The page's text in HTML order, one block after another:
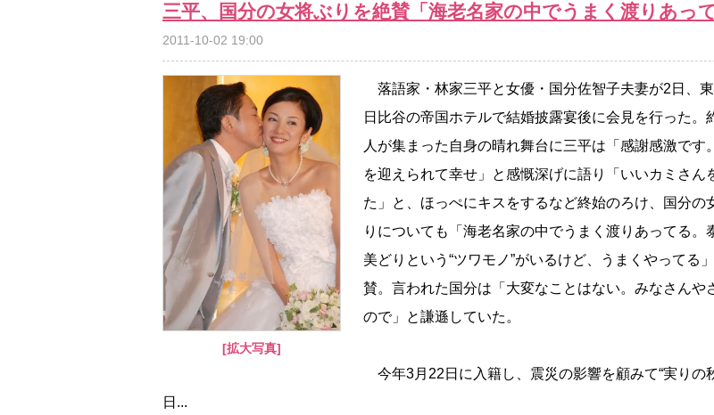
三平、国分の女将ぶりを絶賛「海老名家の中でうまく渡りあって
2011-10-02 19:00
[拡大写真]
落語家・林家三平と女優・国分佐智子夫妻が2日、東
日比谷の帝国ホテルで結婚披露宴後に会見を行った。
人が集まった自身の晴れ舞台に三平は「感謝感激です
を迎えられて幸せ」と感慨深げに語り「いいカミさん
た」と、ほっぺにキスをするなど終始のろけ、国分の
りについても「海老名家の中でうまく渡りあってる。
美どりという“ツワモノ”がいるけど、うまくやってる
賛。言われた国分は「大変なことはない。みなさんや
ので」と謙遜していた。
今年3月22日に入籍し、震災の影響を顧みて“実りの
日...